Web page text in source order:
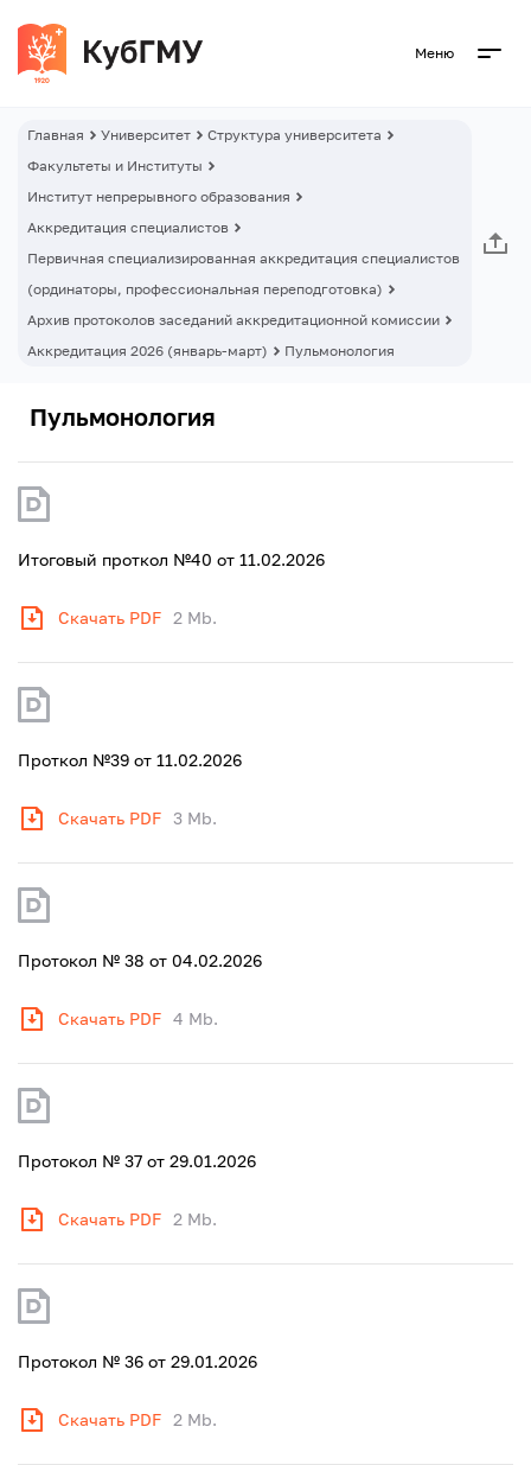
Меню
Главная Университет
Структура университета
Факультеты и Институты
Институт непрерывного образования
Аккредитация специалистов
Первичная специализированная аккредитация специалистов
(ординаторы, профессиональная переподготовка)
Архив протоколов заседаний аккредитационной комиссии
Аккредитация 2026 (январь-март)
Пульмонология
Пульмонология
Итоговый проткол №40 от 11.02.2026
Скачать PDF 2 Mb.
Проткол №39 от 11.02.2026
Скачать PDF 3 Mb.
Протокол № 38 от 04.02.2026
Скачать PDF 4 Mb.
Протокол № 37 от 29.01.2026
Скачать PDF 2 Mb.
Протокол № 36 от 29.01.2026
Скачать PDF 2 Mb.